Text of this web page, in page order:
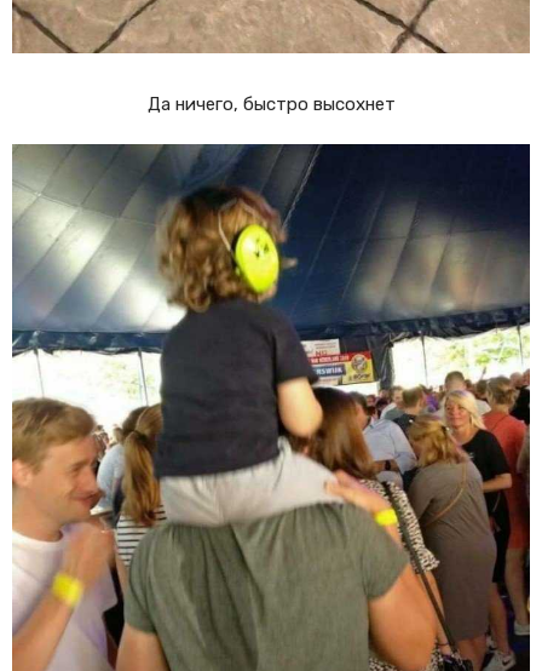
Да ничего, быстро высохнет